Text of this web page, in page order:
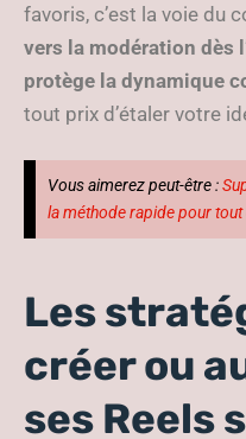
favoris, c’est la voie du
vers la modération dès
protège la dynamique
tout prix d’étaler votre
Vous aimerez peut-être :
la méthode rapide pour
Les
créer ou
ses Reels